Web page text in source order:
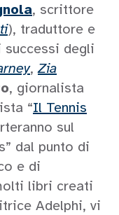
, scrittore
), traduttore e
degli
,Zia
, giornalista
“Il Tennis
sul
dal punto di
e di
libri creati
Adelphi, vi